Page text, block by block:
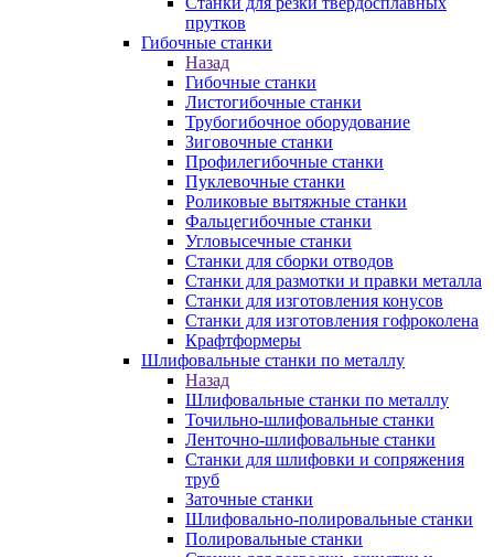
прутков
Гибочные станки
Назад
Гибочные станки
Листогибочные станки
Трубогибочное оборудование
Зиговочные станки
Профилегибочные станки
Пуклевочные станки
Роликовые вытяжные станки
Фальцегибочные станки
Угловысечные станки
Станки для сборки отводов
Станки для размотки и правки металла
Станки для изготовления конусов
Станки для изготовления гофроколена
Крафтформеры
Шлифовальные станки по металлу
Назад
Шлифовальные станки по металлу
Точильно-шлифовальные станки
Ленточно-шлифовальные станки
Станки для шлифовки и сопряжения
труб
Заточные станки
Шлифовально-полировальные станки
Полировальные станки